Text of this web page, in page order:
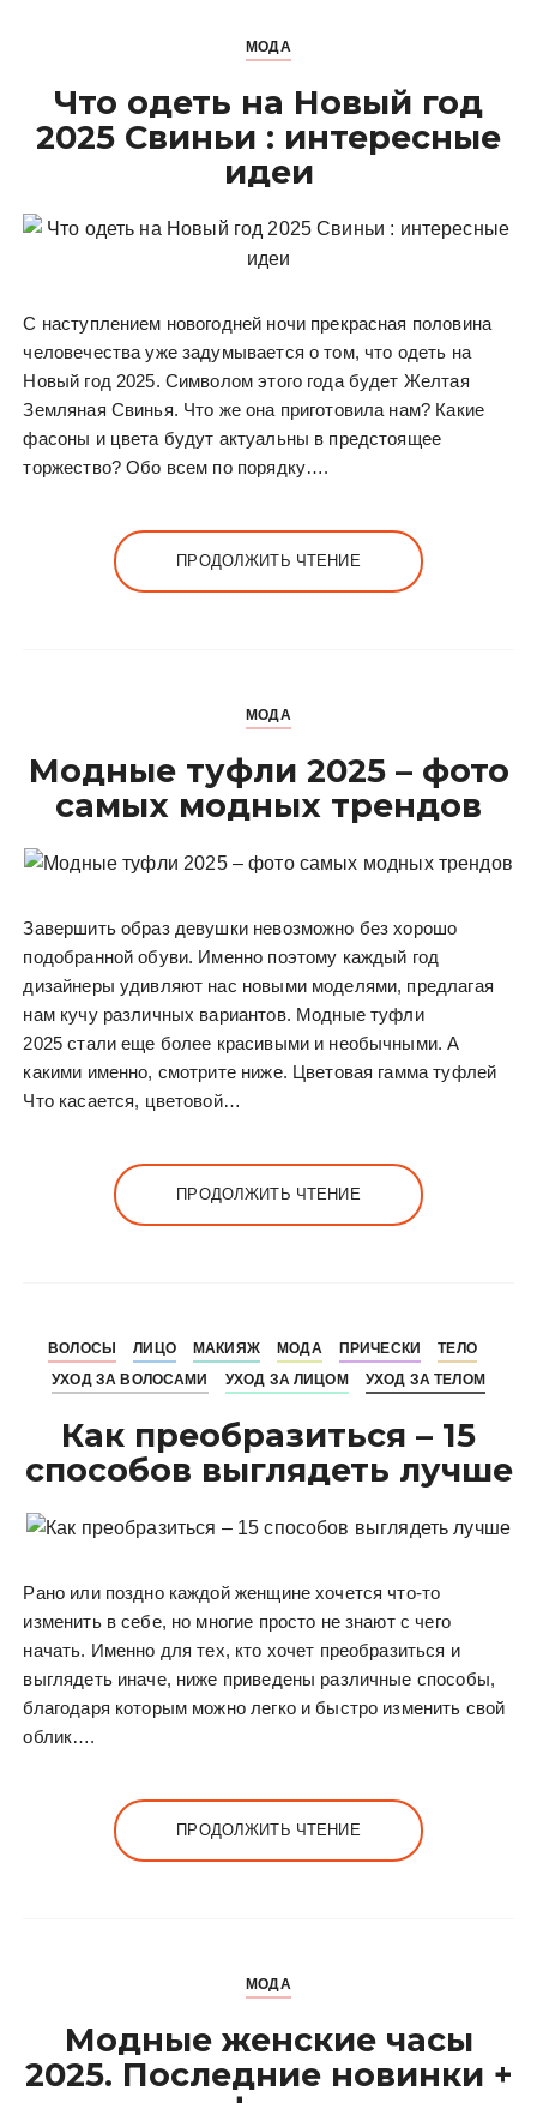
МОДА
Что одеть на Новый год
2025 Свиньи : интересные
идеи
С наступлением новогодней ночи прекрасная половина
человечества уже задумывается о том, что одеть на
Новый год 2025. Символом этого года будет Желтая
Земляная Свинья. Что же она приготовила нам? Какие
фасоны и цвета будут актуальны в предстоящее
торжество? Обо всем по порядку….
ПРОДОЛЖИТЬ ЧТЕНИЕ
МОДА
Модные туфли 2025 – фото
самых модных трендов
Завершить образ девушки невозможно без хорошо
подобранной обуви. Именно поэтому каждый год
дизайнеры удивляют нас новыми моделями, предлагая
нам кучу различных вариантов. Модные туфли
2025 стали еще более красивыми и необычными. А
какими именно, смотрите ниже. Цветовая гамма туфлей
Что касается, цветовой…
ПРОДОЛЖИТЬ ЧТЕНИЕ
ВОЛОСЫ ЛИЦО МАКИЯЖ МОДА ПРИЧЕСКИ
ТЕЛО
УХОД ЗА ВОЛОСАМИ
УХОД ЗА ЛИЦОМ УХОД ЗА ТЕЛОМ
Как преобразиться – 15
способов выглядеть лучше
Рано или поздно каждой женщине хочется что-то
изменить в себе, но многие просто не знают с чего
начать. Именно для тех, кто хочет преобразиться и
выглядеть иначе, ниже приведены различные способы,
благодаря которым можно легко и быстро изменить свой
облик….
ПРОДОЛЖИТЬ ЧТЕНИЕ
МОДА
Модные женские часы
2025. Последние новинки +